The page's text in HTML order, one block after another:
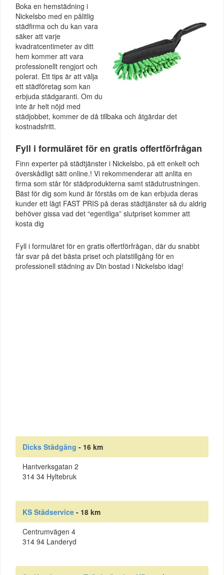
Boka en hemstädning i
Nickelsbo med en pålitlig
städfirma och du kan vara
säker att varje
kvadratcentimeter av ditt
hem kommer att vara
professionellt rengjort och
polerat. Ett tips är att välja
ett städföretag som kan
erbjuda städgaranti. Om du
inte är helt nöjd med
städjobbet, kommer de då tillbaka och åtgärdar det
kostnadsfritt.
Fyll i formuläret för en gratis offertförfrågan
Finn experter på städtjänster i Nickelsbo, på ett enkelt och
överskådligt sätt online.! Vi rekommenderar att anlita en
firma som står för städprodukterna samt städutrustningen.
Bäst för dig som kund är förstås om de kan erbjuda deras
kunder ett lågt FAST PRIS på deras städtjänster så du aldrig
behöver gissa vad det “egentliga” slutpriset kommer att
kosta dig
Fyll i formuläret för en gratis offertförfrågan, där du snabbt
får svar på det bästa priset och platstillgång för en
professionell städning av Din bostad i Nickelsbo idag!
Dicks Städgäng - 16 km
Hantverksgatan 2
314 34 Hyltebruk
KS Städservice - 18 km
Centrumvägen 4
314 94 Landeryd